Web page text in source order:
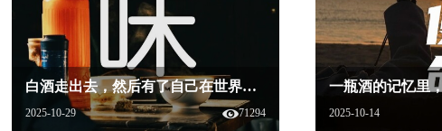
白酒走出去，然后有了自己在世界上的名字~#白酒美学盛典 #白酒美学 #白酒 #白酒美学
2025-10-29 71294 2025-10-14